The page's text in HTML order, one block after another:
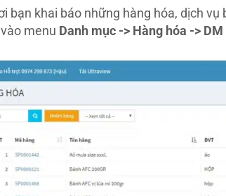
bạn khai báo những hàng hóa, dịch
menu Danh mục -> Hàng hóa ->